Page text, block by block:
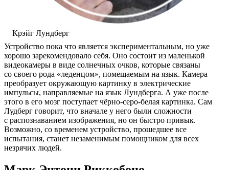
Крэйг Лундберг
Устройство пока что является экспериментальным, но уже
хорошо зарекомендовало себя. Оно состоит из маленькой
видеокамеры в виде солнечных очков, которые связаны
со своего рода «леденцом», помещаемым на язык. Камера
преобразует окружающую картинку в электрические
импульсы, направляемые на язык Лундберга. А уже после
этого в его мозг поступает чёрно-серо-белая картинка. Сам
Лудберг говорит, что вначале у него были сложности
с распознаванием изображения, но он быстро привык.
Возможно, со временем устройство, прошедшее все
испытания, станет незаменимым помощником для всех
незрячих людей.